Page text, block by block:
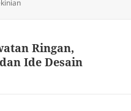
Ringan,
Ide Desain